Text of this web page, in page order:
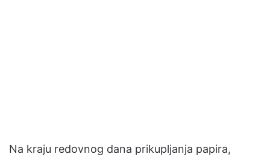
Na kraju redovnog dana prikupljanja papira,